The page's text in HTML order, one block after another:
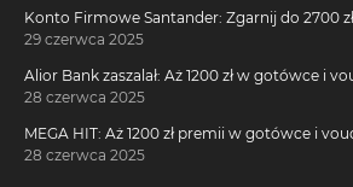
Konto Firmowe Santander: Zgarnij do 2700
29 czerwca 2025
Alior Bank zaszalał: Aż 1200 zł w gotówce i
darmowego konta!
28 czerwca 2025
MEGA HIT: Aż 1200 zł premii w gotówce i
kartę kredytową Citi Simplicity
28 czerwca 2025